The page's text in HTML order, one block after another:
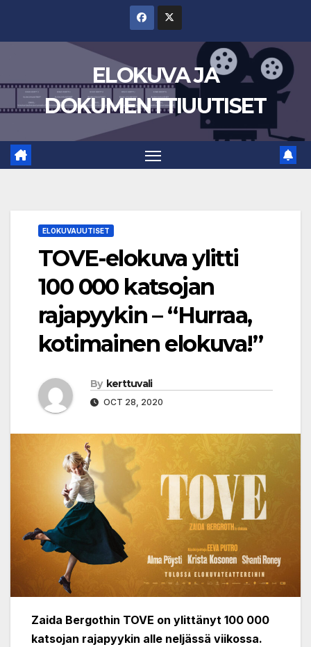
ELOKUVA JA
DOKUMENTTIUUTISET
ELOKUVAUUTISET
TOVE-elokuva ylitti
100 000 katsojan
rajapyykin – “Hurraa,
kotimainen elokuva!”
By kerttuvali
OCT 28, 2020
Zaida Bergothin TOVE on ylittänyt 100 000
katsojan rajapyykin alle neljässä viikossa.